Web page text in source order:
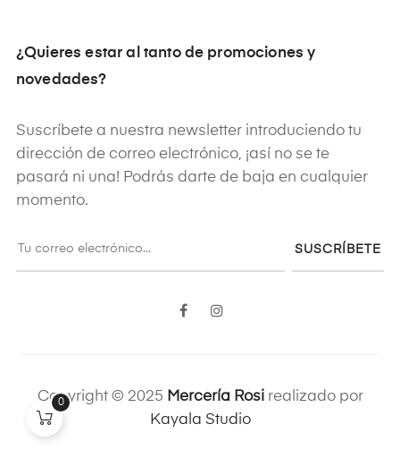
¿Quieres estar al tanto de promociones y
novedades?
Suscríbete a nuestra newsletter introduciendo tu
dirección de correo electrónico, ¡así no se te
pasará ni una! Podrás darte de baja en cualquier
momento.
SUSCRÍBETE
Facebook
Copyright © 2025 Mercería Rosirealizado por
Kayala Studio
0